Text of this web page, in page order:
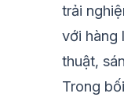
trải
với hàng
thuật,
Trong